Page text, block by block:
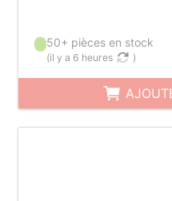
50+ pièces en stock
(il y a 6 heures )